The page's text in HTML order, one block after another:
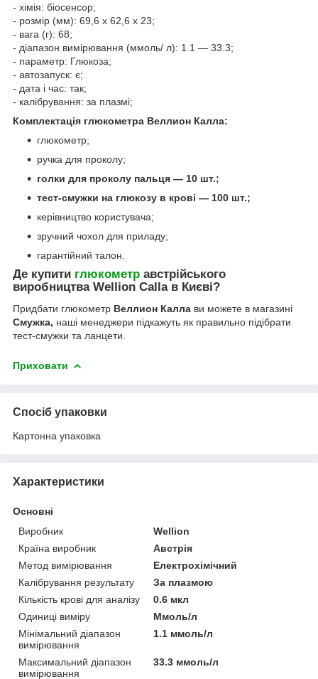
- хімія: біосенсор;
- розмір (мм): 69,6 х 62,6 х 23;
- вага (г): 68;
- діапазон вимірювання (ммоль/ л): 1.1 ― 33.3;
- параметр: Глюкоза;
- автозапуск: є;
- дата і час: так;
- калібрування: за плазмі;
Комплектація глюкометра Веллион Калла:
глюкометр;
ручка для проколу;
голки для проколу пальця — 10 шт.;
тест-смужки на глюкозу в крові — 100 шт.;
керівництво користувача;
зручний чохол для приладу;
гарантійний талон.
Де купити глюкометр австрійського
виробництва Wellion Calla в Києві?
Придбати глюкометр Веллион Калла ви можете в магазині
Смужка, наші менеджери підкажуть як правильно підібрати
тест-смужки та ланцети.
Приховати
Спосіб упаковки
Картонна упаковка
Характеристики
Основні
Виробник
Wellion
Країна виробник
Австрія
Метод вимірювання
Електрохімічний
Калібрування результату
За плазмою
Кількість крові для аналізу
0.6 мкл
Одиниці виміру
Ммоль/л
Мінімальний діапазон
вимірювання
1.1 ммоль/л
Максимальний діапазон
вимірювання
33.3 ммоль/л